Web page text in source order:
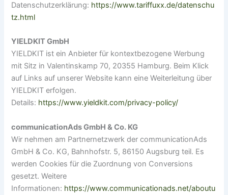
Datenschutzerklärung: https://www.tariffuxx.de/datenschu
tz.html
YIELDKIT GmbH
YIELDKIT ist ein Anbieter für kontextbezogene Werbung
mit Sitz in Valentinskamp 70, 20355 Hamburg. Beim Klick
auf Links auf unserer Website kann eine Weiterleitung über
YIELDKIT erfolgen.
Details: https://www.yieldkit.com/privacy-policy/
communicationAds GmbH & Co. KG
Wir nehmen am Partnernetzwerk der communicationAds
GmbH & Co. KG, Bahnhofstr. 5, 86150 Augsburg teil. Es
werden Cookies für die Zuordnung von Conversions
gesetzt. Weitere
Informationen: https://www.communicationads.net/aboutu